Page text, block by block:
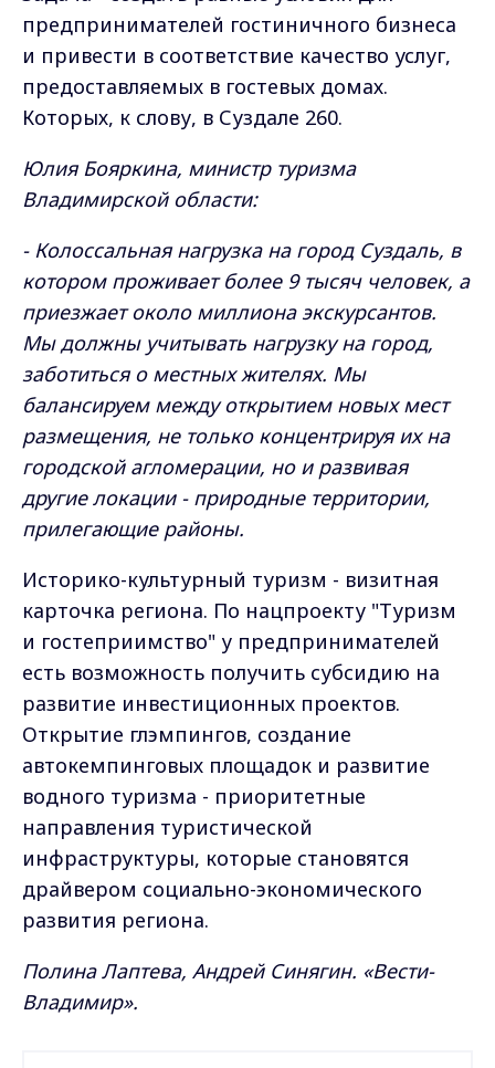
предпринимателей гостиничного бизнеса
и привести в соответствие качество услуг,
предоставляемых в гостевых домах.
Которых, к слову, в Суздале 260.
Юлия Бояркина, министр туризма
Владимирской области:
- Колоссальная нагрузка на город Суздаль, в
котором проживает более 9 тысяч человек, а
приезжает около миллиона экскурсантов.
Мы должны учитывать нагрузку на город,
заботиться о местных жителях. Мы
балансируем между открытием новых мест
размещения, не только концентрируя их на
городской агломерации, но и развивая
другие локации - природные территории,
прилегающие районы.
Историко-культурный туризм - визитная
карточка региона. По нацпроекту "Туризм
и гостеприимство" у предпринимателей
есть возможность получить субсидию на
развитие инвестиционных проектов.
Открытие глэмпингов, создание
автокемпинговых площадок и развитие
водного туризма - приоритетные
направления туристической
инфраструктуры, которые становятся
драйвером социально-экономического
развития региона.
Полина Лаптева, Андрей Синягин. «Вести-
Владимир».